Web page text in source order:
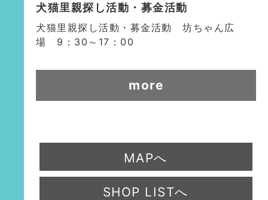
犬猫里親探し活動・募金活動
犬猫里親探し活動・募金活動 坊ちゃん広
場 9：30～17：00
more
MAPへ
SHOP LISTへ